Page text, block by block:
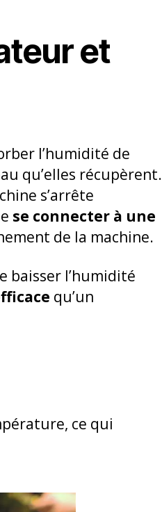
et
l’humidité de
qu’elles récupèrent.
s’arrête
se connecter à une
de la machine.
baisser l’humidité
qu’un
ce qui